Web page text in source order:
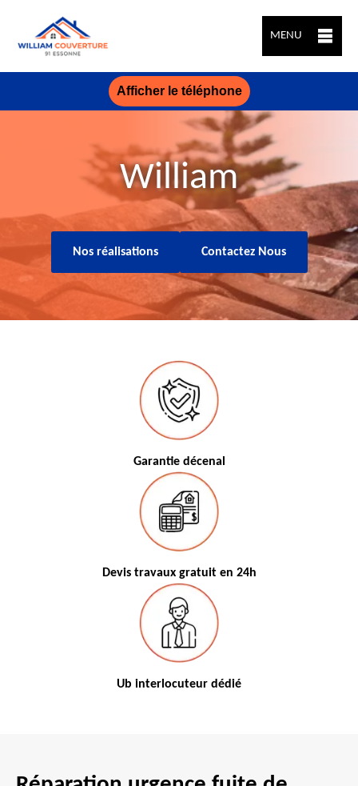
MENU
Afficher le téléphone
William
Nos réalisations Contactez Nous
Garantie décenal
Devis travaux gratuit en 24h
Ub interlocuteur dédié